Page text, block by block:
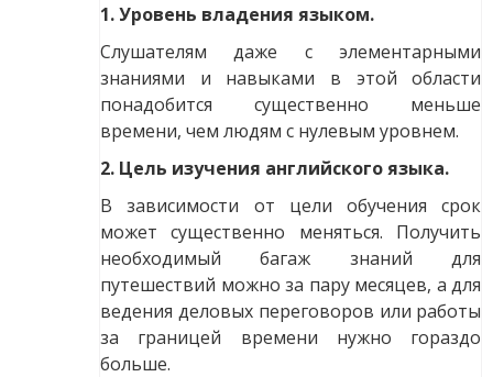
1. Уровень владения языком.
Слушателям даже с элементарными
знаниями и навыками в этой области
понадобится существенно меньше
времени, чем людям с нулевым уровнем.
2. Цель изучения английского языка.
В зависимости от цели обучения срок
может существенно меняться. Получить
необходимый багаж знаний для
путешествий можно за пару месяцев, а для
ведения деловых переговоров или работы
за границей времени нужно гораздо
больше.